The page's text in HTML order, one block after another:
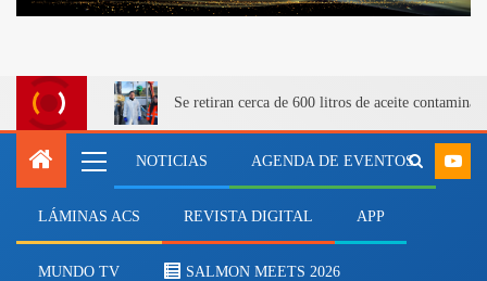
Se retiran cerca de 600 litros de aceite
NOTICIAS AGENDA DE EVENTOS
LÁMINAS ACS REVISTA DIGITAL APP
MUNDO TV SALMON MEETS 2026
mbarrueto